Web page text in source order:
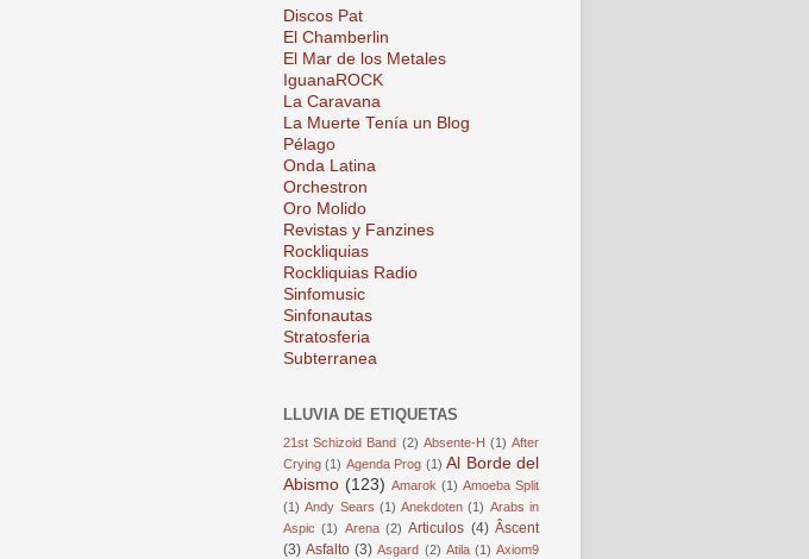
Discos Pat
El Chamberlin
El Mar de los Metales
IguanaROCK
La Caravana
La Muerte Tenía un Blog
Pélago
Onda Latina
Orchestron
Oro Molido
Revistas y Fanzines
Rockliquias
Rockliquias Radio
Sinfomusic
Sinfonautas
Stratosferia
Subterranea
LLUVIA DE ETIQUETAS
21st Schizoid Band (2) Absente-H (1) After
Crying (1) Agenda Prog (1) Al Borde del
Abismo (123) Amarok (1) Amoeba Split
(1) Andy Sears (1) Anekdoten (1) Arabs in
Aspic (1) Arena (2) Articulos (4) Âscent
(3) Asfalto (3) Asgard (2) Atila (1) Axiom9